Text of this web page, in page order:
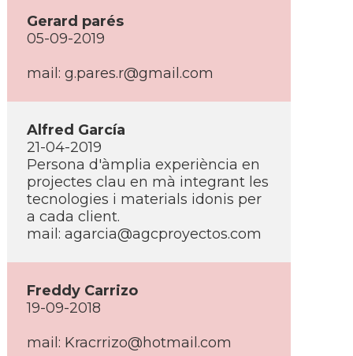
Gerard parés
05-09-2019
mail: g.pares.r@gmail.com
Alfred Garcí­a
21-04-2019
Persona d'àmplia experiència en
projectes clau en mà integrant les
tecnologies i materials idonis per
a cada client.
mail: agarcia@agcproyectos.com
Freddy Carrizo
19-09-2018
mail: Kracrrizo@hotmail.com